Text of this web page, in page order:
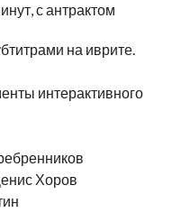
с антрактом
на иврите.
интерактивного
Хоров